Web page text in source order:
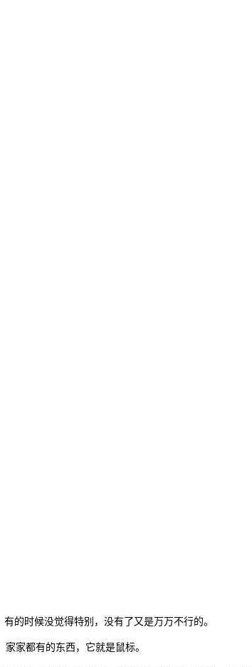
的时候没觉得特别，没有了又是万万不行的。
家都有的东西，它就是鼠标。